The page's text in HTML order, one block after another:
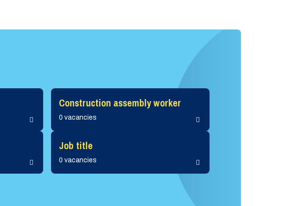
Construction assembly worker
0 vacancies
Job title
0 vacancies